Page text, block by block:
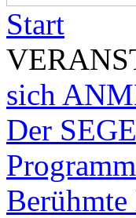
Start
sich
Der
Berühmte